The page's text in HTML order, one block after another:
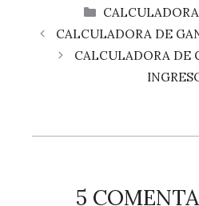
CATEGORÍAS
CALCULADORA DE
CALCULADORA DE
5